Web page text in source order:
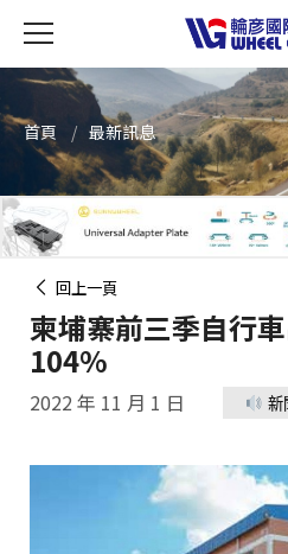
首頁 最新訊息
回上一頁
柬埔寨前三季自行
104%
2022 年 11 月 1 日 新